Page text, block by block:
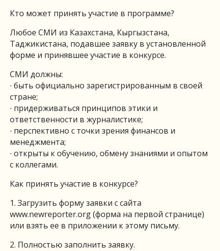
Кто может принять участие в программе?
Любое СМИ из Казахстана, Кыргызстана,
Таджикистана, подавшее заявку в установленной
форме и принявшее участие в конкурсе.
СМИ должны:
∙ быть официально зарегистрированным в своей
стране;
∙ придерживаться принципов этики и
ответственности в журналистике;
∙ перспективно с точки зрения финансов и
менеджмента;
∙ открыты к обучению, обмену знаниями и опытом
с коллегами.
Как принять участие в конкурсе?
1. Загрузить форму заявки с сайта
www.newreporter.org (форма на первой странице)
или взять ее в приложении к этому письму.
2. Полностью заполнить заявку.